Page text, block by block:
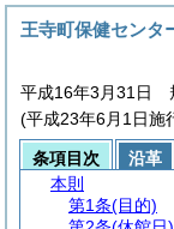
王寺町保健センタ
平成16年3月31日
(平成23年6月1日施
条項目次
沿革
本則
第1条(目的)